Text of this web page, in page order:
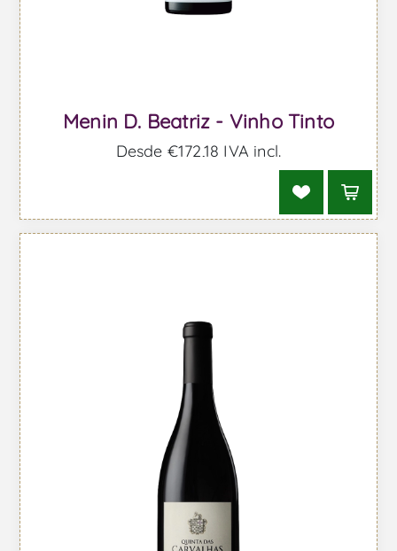
Menin D. Beatriz - Vinho Tinto
Desde €172,18 IVA incl.